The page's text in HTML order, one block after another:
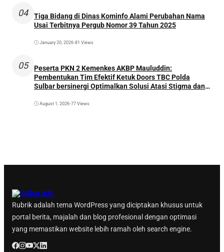
04
Tiga Bidang di Dinas Kominfo Alami Perubahan Nama
Usai Terbitnya Pergub Nomor 39 Tahun 2025
January 20, 2026•81 Views
05
Peserta PKN 2 Kemenkes AKBP Mauluddin:
Pembentukan Tim Efektif Ketuk Doors TBC Polda
Sulbar bersinergi Optimalkan Solusi Atasi Stigma dan
August 1, 2026•77 Views
Rubrik adalah tema WordPress yang diciptakan khusus untuk
portal berita, majalah dan blog profesional dengan optimasi
yang memastikan website lebih ramah oleh search engine.